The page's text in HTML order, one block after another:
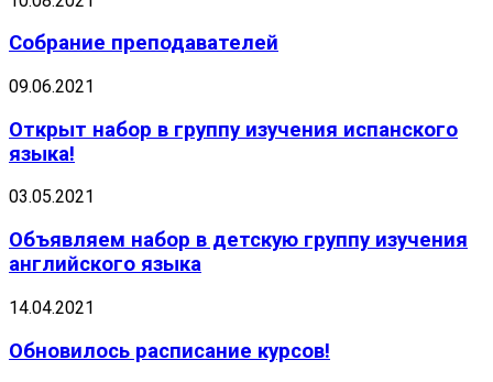
Собрание преподавателей
09.06.2021
Открыт набор в группу изучения испанского
языка!
03.05.2021
Объявляем набор в детскую группу изучения
английского языка
14.04.2021
Обновилось расписание курсов!